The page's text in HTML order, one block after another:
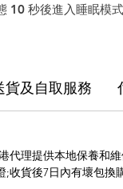
10 秒後進入睡眠模
貨及自取服務
代理提供本地保養和
;收貨後7日內有壞包